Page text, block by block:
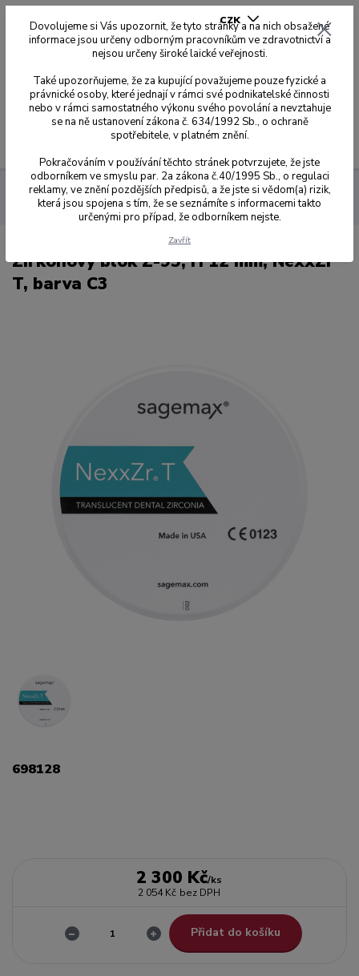
CZK
0,00 Kč
Sagemax zirkonové disky NexxZr T
Z-95 Ø 95 mm se
zářezy
12 mm Zirkonový blok Z-95, H 12 mm, NexxZr T, barva C3
Zirkonový blok Z-95, H 12 mm, NexxZr
T, barva C3
698128
2 300 Kč/ks
2 054 Kč bez DPH
Přidat do košíku
Dovolujeme si Vás upozornit, že tyto stránky a na nich obsažené
informace jsou určeny odborným pracovníkům ve zdravotnictví a
nejsou určeny široké laické veřejnosti.
Také upozorňujeme, že za kupující považujeme pouze fyzické a
právnické osoby, které jednají v rámci své podnikatelské činnosti
nebo v rámci samostatného výkonu svého povolání a nevztahuje
se na ně ustanovení zákona č. 634/1992 Sb., o ochraně
spotřebitele, v platném znění.
Pokračováním v používání těchto stránek potvrzujete, že jste
odborníkem ve smyslu par. 2a zákona č.40/1995 Sb., o regulaci
reklamy, ve znění pozdějších předpisů, a že jste si vědom(a) rizik,
která jsou spojena s tím, že se seznámíte s informacemi takto
určenými pro případ, že odborníkem nejste.
Zavřít